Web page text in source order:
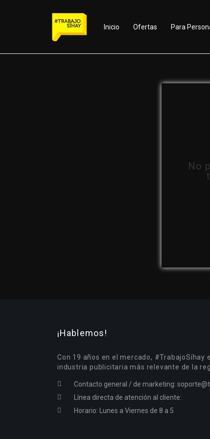
Inicio Ofertas Para
No
¡Hablemos!
Con 19 años en el mercado, #TrabajoSíhay
industria publicitaria más relevante de la
Contacto general / de marketing:
Línea directa de atención al cliente:
Horario: Lunes a Viernes de 8 a 5